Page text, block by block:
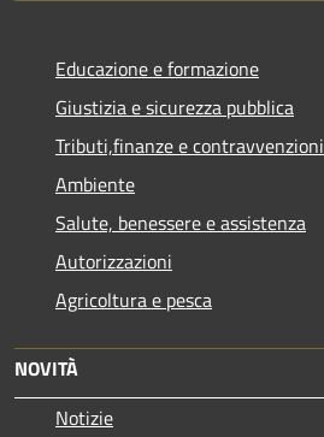
Educazione e formazione
Giustizia e sicurezza pubblica
Tributi,finanze e contravvenzioni
Ambiente
Salute, benessere e assistenza
Autorizzazioni
Agricoltura e pesca
NOVITÀ
Notizie